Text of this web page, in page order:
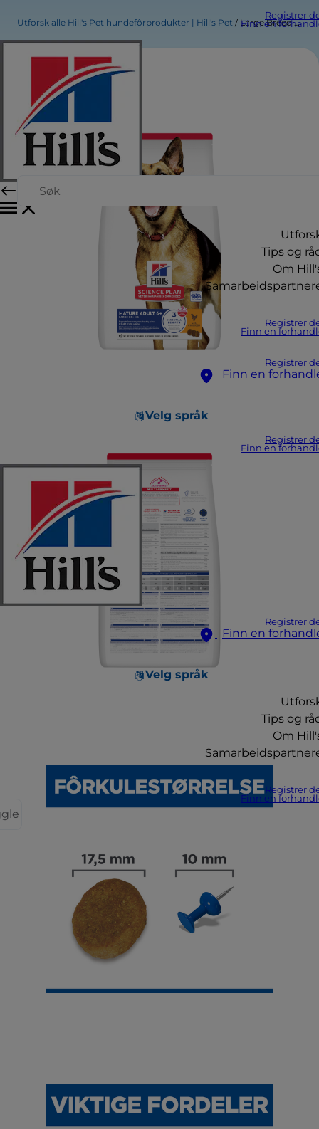
Registrer
Finn en
Tips og
Om
Registrer
Finn en
Registrer
Finn en
Velg språk
Registrer
Finn en
Registrer
Finn en
Velg språk
Tips og
Om
Registrer
Finn en
Utforsk alle Hill's Pet hundefôrprodukter | Hill's Pet Large Breed Mature Adult Hundefôr